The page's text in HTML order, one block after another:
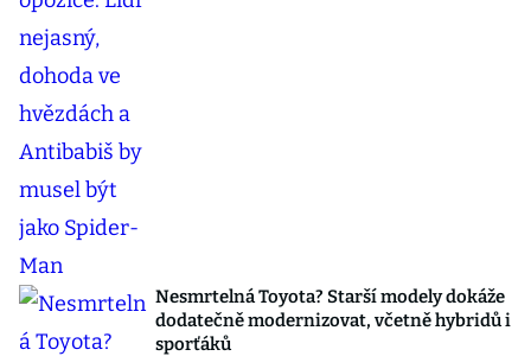
Nesmrtelná Toyota? Starší modely dokáže
dodatečně modernizovat, včetně hybridů i
sporťáků